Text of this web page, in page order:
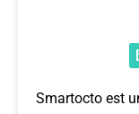
Smartocto est